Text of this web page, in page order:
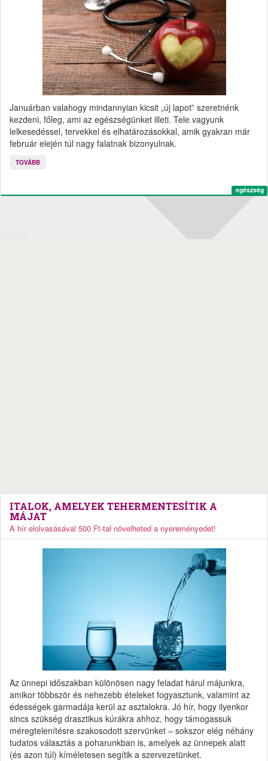
Januárban valahogy mindannyian kicsit „új lapot” szeretnénk
kezdeni, főleg, ami az egészségünket illeti. Tele vagyunk
lelkesedéssel, tervekkel és elhatározásokkal, amik gyakran már
február elején túl nagy falatnak bizonyulnak.
TOVÁBB
egészség
ITALOK, AMELYEK TEHERMENTESÍTIK A
MÁJAT
A hír elolvasásával 500 Ft-tal növelheted a nyereményedet!
Az ünnepi időszakban különösen nagy feladat hárul májunkra,
amikor többször és nehezebb ételeket fogyasztunk, valamint az
édességek garmadája kerül az asztalokra. Jó hír, hogy ilyenkor
sincs szükség drasztikus kúrákra ahhoz, hogy támogassuk
méregtelenítésre szakosodott szervünket – sokszor elég néhány
tudatos választás a poharunkban is, amelyek az ünnepek alatt
(és azon túl) kíméletesen segítik a szervezetünket.